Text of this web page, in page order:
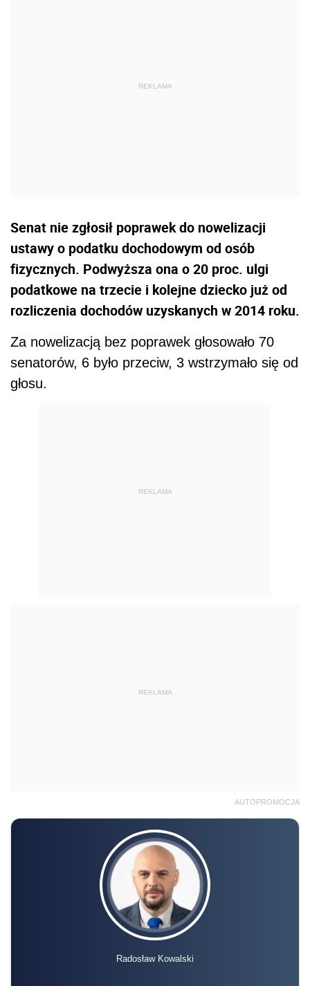
Senat nie zgłosił poprawek do nowelizacji
ustawy o podatku dochodowym od osób
fizycznych. Podwyższa ona o 20 proc. ulgi
podatkowe na trzecie i kolejne dziecko już od
rozliczenia dochodów uzyskanych w 2014 roku.
Za nowelizacją bez poprawek głosowało 70
senatorów, 6 było przeciw, 3 wstrzymało się od
głosu.
REKLAMA
REKLAMA
AUTOPROMOCJA
Radosław Kowalski